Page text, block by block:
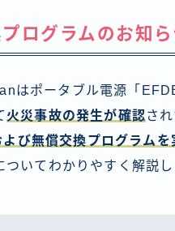
ログラムのお知ら
ポータブル電源「
火災事故の発生が確認さ
び無償交換プログラムを
いてわかりやすく解説し